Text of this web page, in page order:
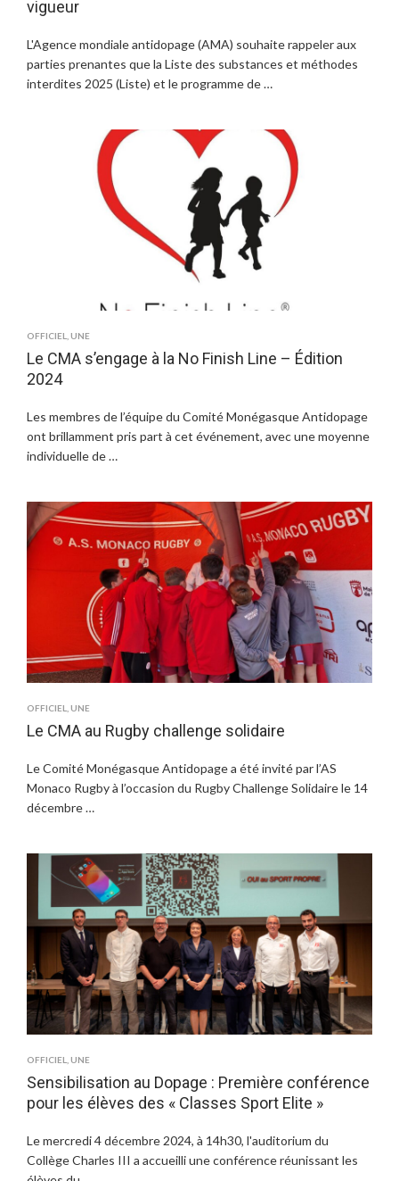
vigueur
L'Agence mondiale antidopage (AMA) souhaite rappeler aux
parties prenantes que la Liste des substances et méthodes
interdites 2025 (Liste) et le programme de …
OFFICIEL UNE
Le CMA s’engage à la No Finish Line – Édition
2024
Les membres de l’équipe du Comité Monégasque Antidopage
ont brillamment pris part à cet événement, avec une moyenne
individuelle de …
OFFICIEL UNE
Le CMA au Rugby challenge solidaire
Le Comité Monégasque Antidopage a été invité par l’AS
Monaco Rugby à l’occasion du Rugby Challenge Solidaire le 14
décembre …
OFFICIEL,UNE
Sensibilisation au Dopage : Première conférence
pour les élèves des « Classes Sport Elite »
Le mercredi 4 décembre 2024, à 14h30, l'auditorium du
Collège Charles III a accueilli une conférence réunissant les